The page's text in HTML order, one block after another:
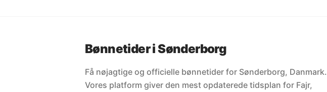
Bønnetider i Sønderborg
Få nøjagtige og officielle bønnetider for Sønderborg, Danmark.
Vores platform giver den mest opdaterede tidsplan for Fajr,